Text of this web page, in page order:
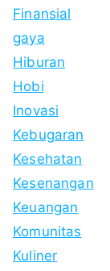
Finansial
gaya
Hiburan
Hobi
Inovasi
Kebugaran
Kesehatan
Kesenangan
Keuangan
Komunitas
Kuliner